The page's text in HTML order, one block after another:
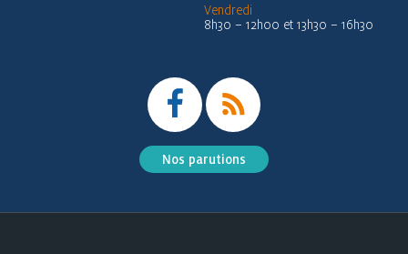
Vendredi
8h30 – 12h00 et 13h30 – 16h30
Nos parutions